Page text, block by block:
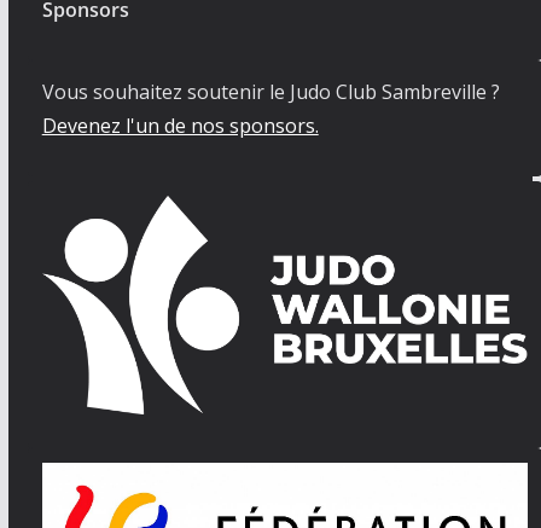
Sponsors
Vous souhaitez soutenir le Judo Club Sambreville ?
Devenez l'un de nos sponsors.